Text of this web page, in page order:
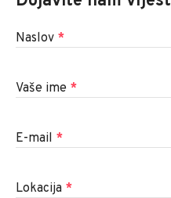
Naslov *
Vaše ime *
E-mail *
Lokacija *